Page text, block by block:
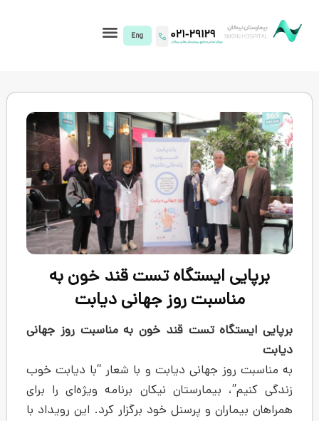
ایستگاه تست قند خون به
روز جهانی دیابت
تست قند خون به مناسبت روز جهانی
جهانی دیابت و با شعار “با دیابت خوب
نیکان برنامه ویژه‌ای را برای
و پرسنل خود برگزار کرد. این رویداد با